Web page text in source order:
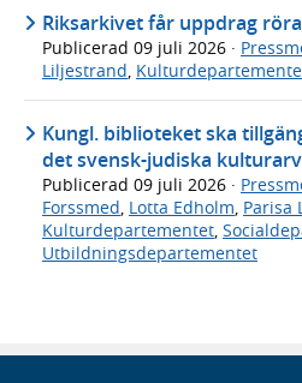
Riksarkivet får uppdrag
Publicerad 09 juli 2026 ·
Liljestrand,
Kungl. biblioteket ska
det svensk-judiska
Publicerad 09 juli 2026 ·
Forssmed Lotta Edholm Parisa
Kulturdepartementet
Utbildningsdepartementet